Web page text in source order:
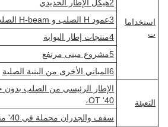
استخداما
ت
2هيكل الإطار الحديدي
3عمود H الصلب و H-beam الصلب
4منتجات إطار البوابة
5مشروع مبنى مرتفع
6المباني الأخرى من البنية الصلبة
التعبئة
الإطار الرئيسي من الصلب بدون
40' OT،
سقف والجدران محملة في 40' مقر!